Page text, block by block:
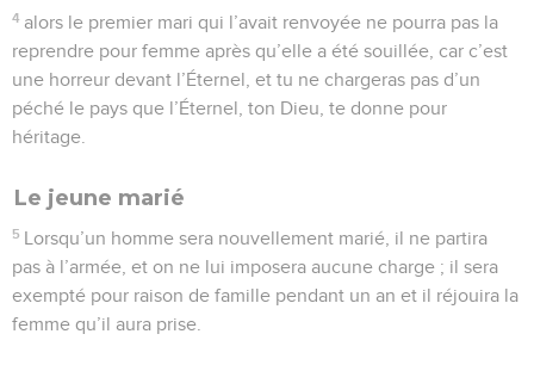
Tu n’emmuselleras pas le bœuf, quand il foulera (le grain).
La veuve sans enfant
5 Lorsque des frères habiteront ensemble, si l’un d’entre eux
pas au dehors avec un étranger, mais son beau-frère ira vers
elle, la prendra pour femme et l’épousera comme beau-frère.
6 Le premier-né qu’elle enfantera portera le nom du frère
défunt, afin que ce nom ne soit pas effacé d’Israël.
7 Si cet homme ne veut pas prendre sa belle-sœur, sa belle-